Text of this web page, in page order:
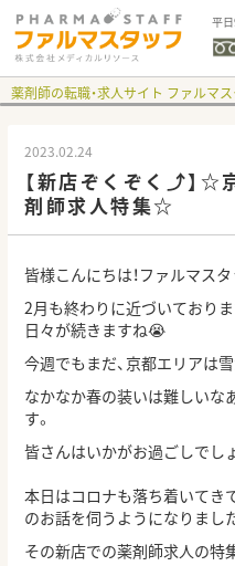
平
薬剤師の転職・求人サイト ファルマ
2023.02.24
【新店ぞくぞく⤴】☆
剤師求人特集☆
皆様こんにちは！ファルマス
2月も終わりに近づいており
日々が続きますね😭
今週でもまだ、京都エリアは
なかなか春の装いは難しいな
す。
皆さんはいかがお過ごしでしょ
本日はコロナも落ち着いてき
のお話を伺うようになりまし
その新店での薬剤師求人の特